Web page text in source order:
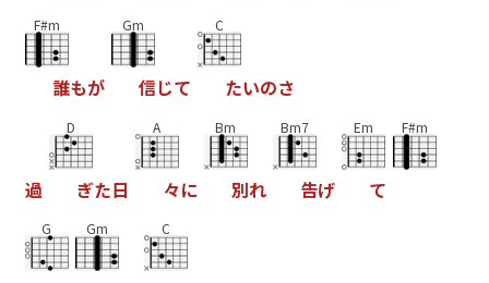
F#m
誰もが
Gm
信じて
C
たいのさ
過
D
ぎた日
A
々に
Bm
別れ
Bm7
告げ
Em
て
F#m
G Gm C